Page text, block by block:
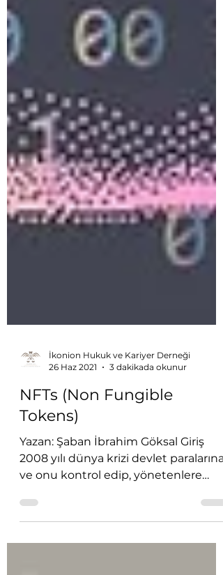
26 Haz 2021
3 dakikada okunur
NFTs (Non Fungible
Tokens)
Yazan: Şaban İbrahim Göksal Giriş
2008 yılı dünya krizi devlet paralarına
ve onu kontrol edip, yönetenlere
karşı güveni bitirdi. Satoshi...